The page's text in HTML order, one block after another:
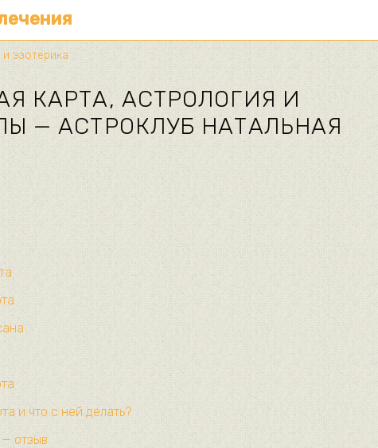
эзотерика
КАРТА, АСТРОЛОГИЯ И
— АСТРОКЛУБ НАТАЛЬНАЯ
и что с ней делать?
отзыв